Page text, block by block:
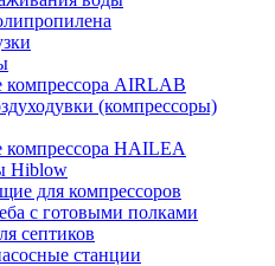
AIRLAB
(компрессоры)
HAILEA
Hiblow
для компрессоров
с готовыми полками
септиков
станции